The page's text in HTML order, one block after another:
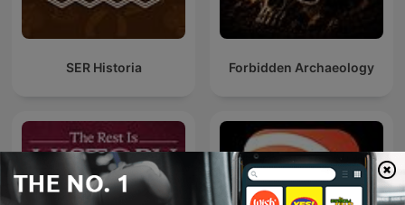
SER Historia Forbidden Archaeology